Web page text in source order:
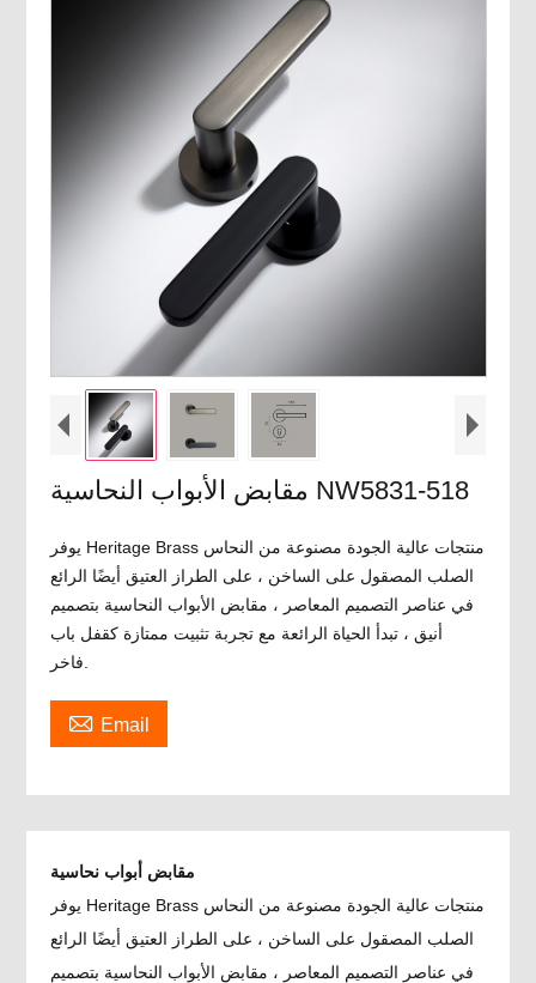
مقابض الأبواب النحاسية NW5831-518
يوفر Heritage Brass منتجات عالية الجودة مصنوعة من النحاس
الصلب المصقول على الساخن ، على الطراز العتيق أيضًا الرائع
في عناصر التصميم المعاصر ، مقابض الأبواب النحاسية بتصميم
أنيق ، تبدأ الحياة الرائعة مع تجربة تثبيت ممتازة كقفل باب
 Email
مقابض أبواب نحاسية
يوفر Heritage Brass منتجات عالية الجودة مصنوعة من النحاس
الصلب المصقول على الساخن ، على الطراز العتيق أيضًا الرائع
في عناصر التصميم المعاصر ، مقابض الأبواب النحاسية بتصميم